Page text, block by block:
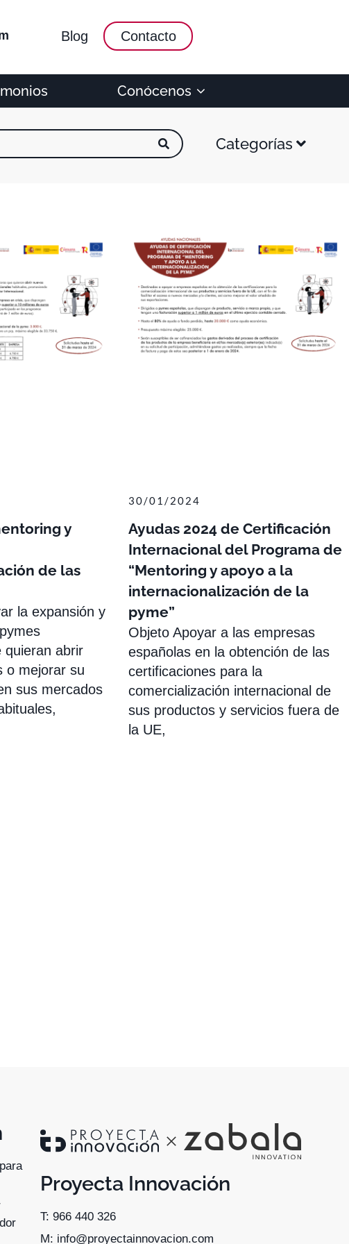
Blog Contacto
Conócenos
Categorías
y
de las
la expansión y
quieran abrir
o mejorar su
sus mercados
Ayudas 2024 de Certificación
Internacional del Programa de
“Mentoring y apoyo a la
internacionalización de la
pyme”
30/01/2024
Objeto Apoyar a las empresas
españolas en la obtención de las
certificaciones para la
comercialización internacional de
sus productos y servicios fuera de
la UE,
Proyecta Innovación
T: 966 440 326
M: info@proyectainnovacion.com